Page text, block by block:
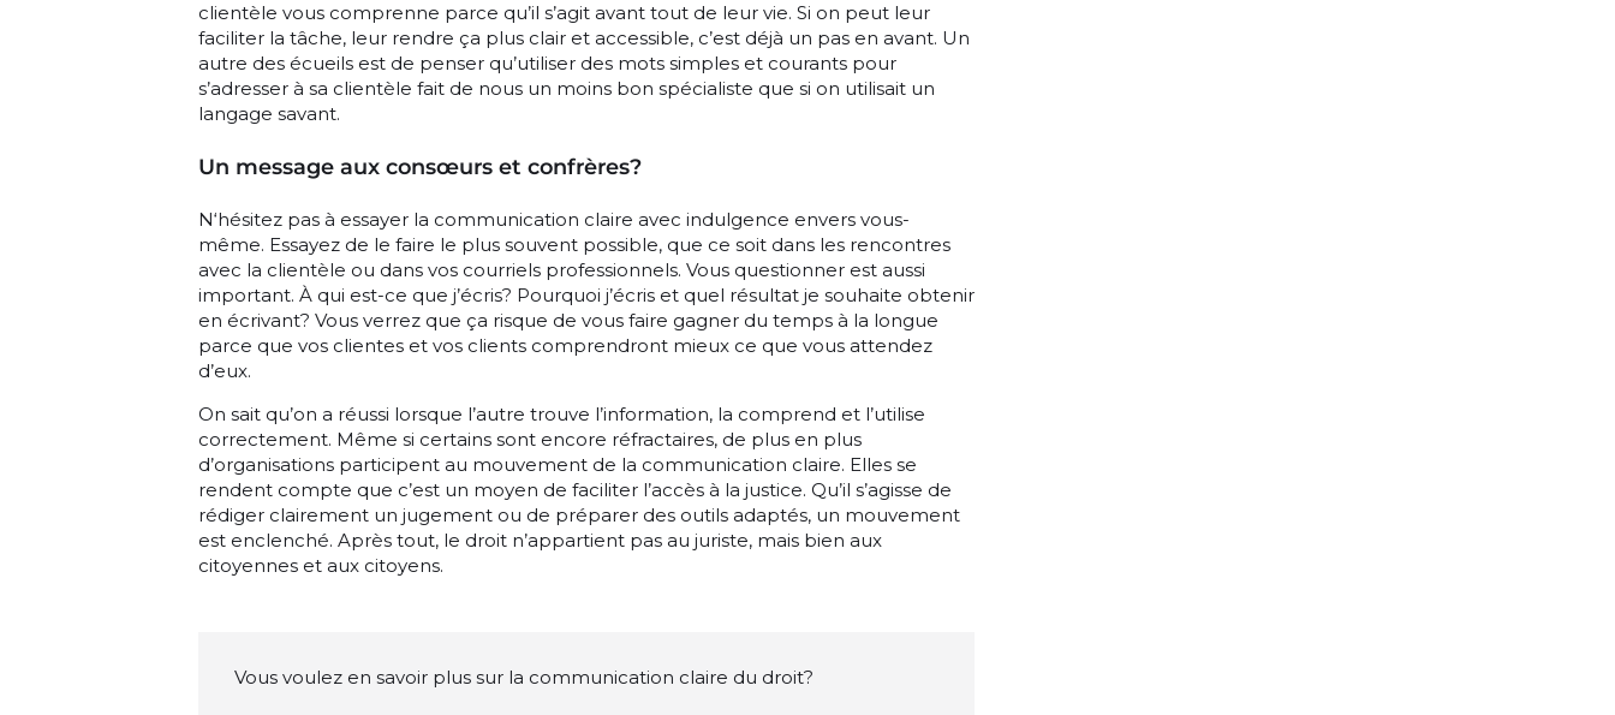
clientèle vous comprenne parce qu’il s’agit avant tout de leur vie. Si on peut leur
faciliter la tâche, leur rendre ça plus clair et accessible, c’est déjà un pas en avant. Un
autre des écueils est de penser qu’utiliser des mots simples et courants pour
s’adresser à sa clientèle fait de nous un moins bon spécialiste que si on utilisait un
langage savant.
Un message aux consœurs et confrères?
N‘hésitez pas à essayer la communication claire avec indulgence envers vous-
même. Essayez de le faire le plus souvent possible, que ce soit dans les rencontres
avec la clientèle ou dans vos courriels professionnels. Vous questionner est aussi
important. À qui est-ce que j’écris? Pourquoi j’écris et quel résultat je souhaite obtenir
en écrivant? Vous verrez que ça risque de vous faire gagner du temps à la longue
parce que vos clientes et vos clients comprendront mieux ce que vous attendez
d’eux.
On sait qu’on a réussi lorsque l’autre trouve l’information, la comprend et l’utilise
correctement. Même si certains sont encore réfractaires, de plus en plus
d’organisations participent au mouvement de la communication claire. Elles se
rendent compte que c’est un moyen de faciliter l’accès à la justice. Qu’il s’agisse de
rédiger clairement un jugement ou de préparer des outils adaptés, un mouvement
est enclenché. Après tout, le droit n’appartient pas au juriste, mais bien aux
citoyennes et aux citoyens.
Vous voulez en savoir plus sur la communication claire du droit?